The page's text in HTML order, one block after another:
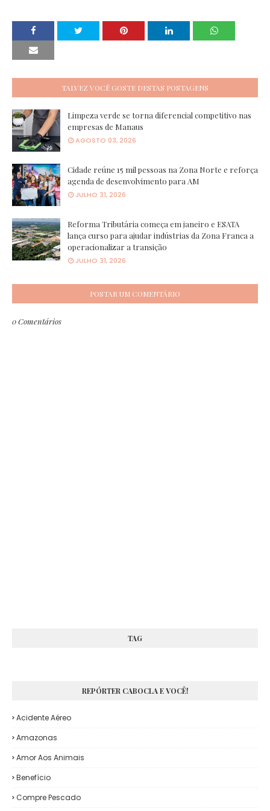
TALVEZ VOCÊ GOSTE DESTAS POSTAGENS
Limpeza verde se torna diferencial competitivo nas
empresas de Manaus
AGOSTO 03, 2026
Cidade reúne 15 mil pessoas na Zona Norte e reforça
agenda de desenvolvimento para AM
JULHO 31, 2026
Reforma Tributária começa em janeiro e ESATA
lança curso para ajudar indústrias da Zona Franca a
operacionalizar a transição
JULHO 31, 2026
POSTAR UM COMENTÁRIO
0 Comentários
TAG
REPÓRTER CABOCLA E VOCÊ!
Acidente Aéreo
Amazonas
Amor Aos Animais
Benefício
Compre Pescado